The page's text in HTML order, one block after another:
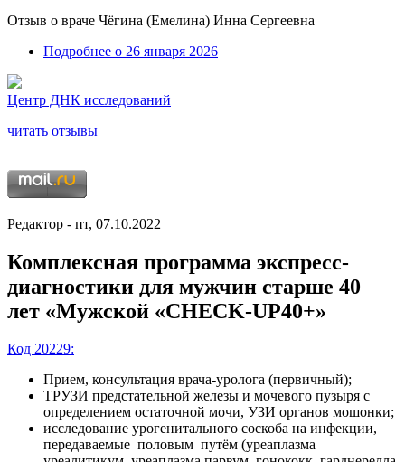
Отзыв о враче Чёгина (Емелина) Инна Сергеевна
Подробнее о 26 января 2026
Центр ДНК исследований
читать отзывы
Редактор - пт, 07.10.2022
Комплексная программа экспресс-
диагностики для мужчин старше 40
лет «Мужской «CHECK-UP40+»
Код 20229:
Прием, консультация врача-уролога (первичный);
ТРУЗИ предстательной железы и мочевого пузыря с
определением остаточной мочи, УЗИ органов мошонки;
исследование урогенитального соскоба на инфекции,
передаваемые половым путём (уреаплазма